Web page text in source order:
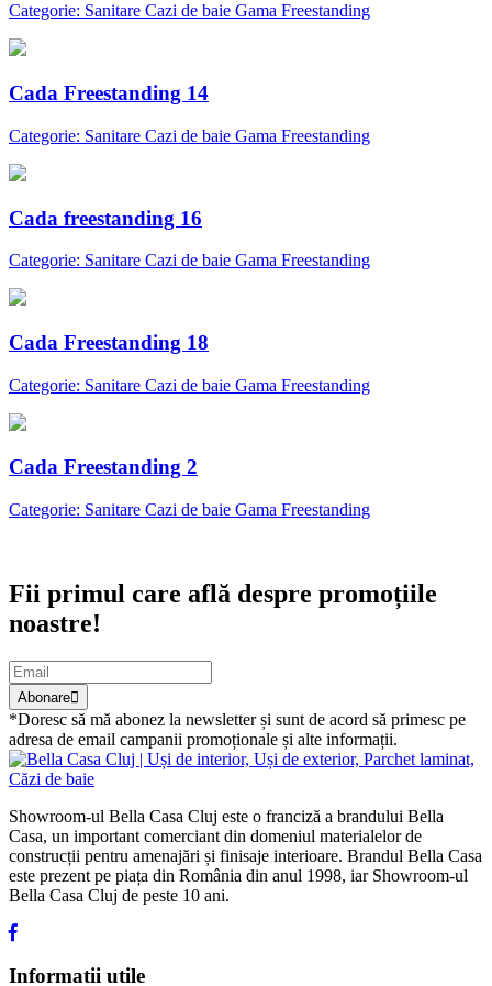
Categorie: Sanitare Cazi de baie Gama Freestanding
Cada Freestanding 14
Categorie: Sanitare Cazi de baie Gama Freestanding
Cada freestanding 16
Categorie: Sanitare Cazi de baie Gama Freestanding
Cada Freestanding 18
Categorie: Sanitare Cazi de baie Gama Freestanding
Cada Freestanding 2
Categorie: Sanitare Cazi de baie Gama Freestanding
Fii primul care află despre promoțiile
noastre!
Abonare
*Doresc să mă abonez la newsletter și sunt de acord să primesc pe
adresa de email campanii promoționale și alte informații.
Showroom-ul Bella Casa Cluj este o franciză a brandului Bella
Casa, un important comerciant din domeniul materialelor de
construcții pentru amenajări și finisaje interioare. Brandul Bella Casa
este prezent pe piața din România din anul 1998, iar Showroom-ul
Bella Casa Cluj de peste 10 ani.
Informatii utile